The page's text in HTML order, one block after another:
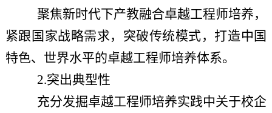
聚焦新时代下产教融合卓越工程师培养，
紧跟国家战略需求，突破传统模式，打造中国
特色、世界水平的卓越工程师培养体系。
2.突出典型性
充分发掘卓越工程师培养实践中关于校企